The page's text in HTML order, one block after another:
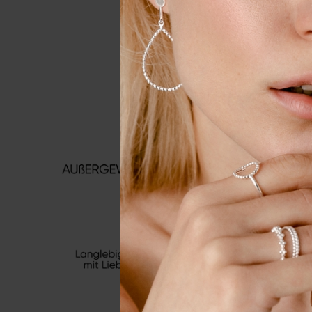
Wir nutzen Cookies auf
Erfahrung zu verbessern.
Externe
Alle